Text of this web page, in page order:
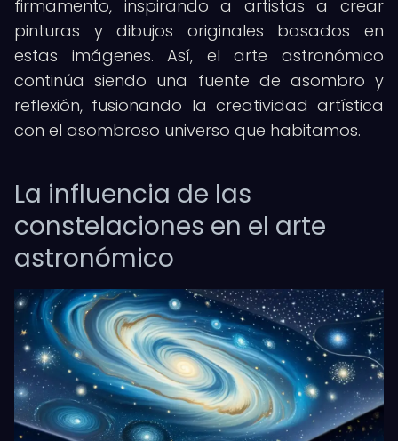
firmamento, inspirando a artistas a crear
pinturas y dibujos originales basados en
estas imágenes. Así, el arte astronómico
continúa siendo una fuente de asombro y
reflexión, fusionando la creatividad artística
con el asombroso universo que habitamos.
La influencia de las
constelaciones en el arte
astronómico